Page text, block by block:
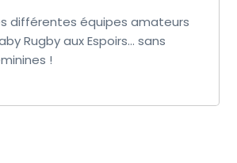
différentes équipes amateurs
Rugby aux Espoirs… sans
!